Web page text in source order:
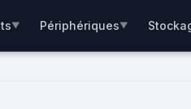
▼ Périphériques▼